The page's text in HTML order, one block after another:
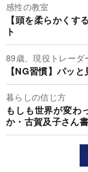
感性の教室
【頭を柔らかく
ト
89歳、現役トレーダ
【NG習慣】パッ
暮らしの信じ方
もしも世界が変わ
か・古賀及子さん